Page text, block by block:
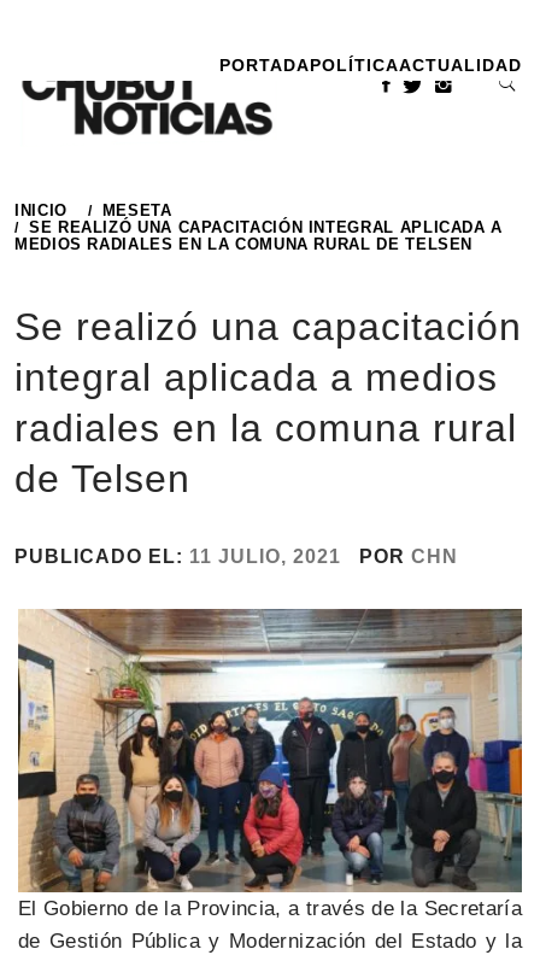
contenido
PORTADAPOLÍTICAACTUALIDAD
INICIO
MESETA
SE REALIZÓ UNA CAPACITACIÓN INTEGRAL APLICADA A
MEDIOS RADIALES EN LA COMUNA RURAL DE TELSEN
Se realizó una capacitación
integral aplicada a medios
radiales en la comuna rural
de Telsen
PUBLICADO EL: 11 JULIO, 2021 POR CHN
El Gobierno de la Provincia, a través de la Secretaría
de Gestión Pública y Modernización del Estado y la